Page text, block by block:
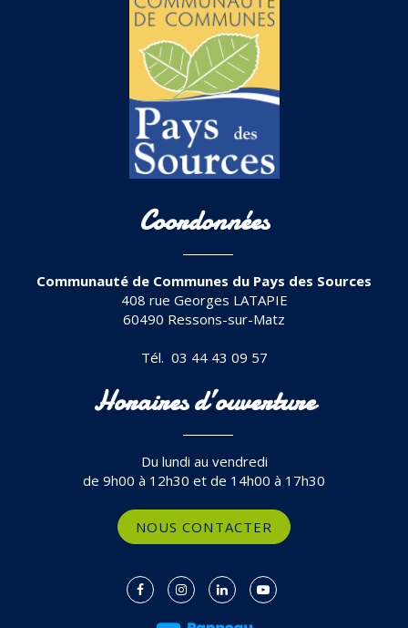
Coordonnées
Communauté de Communes du Pays des Sources
408 rue Georges LATAPIE
60490 Ressons-sur-Matz
Tél. 03 44 43 09 57
Horaires d’ouverture
Du lundi au vendredi
de 9h00 à 12h30 et de 14h00 à 17h30
NOUS CONTACTER
Lien
Lien
Lien
Lien